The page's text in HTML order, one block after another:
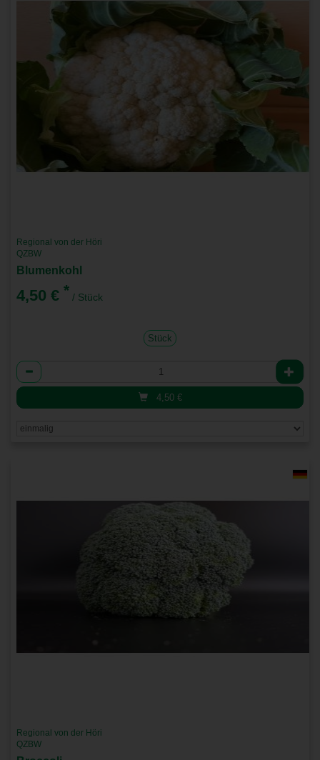
Regional von der Höri
QZBW
Blumenkohl
4,50 € * / Stück
Stück
Anzahl
4,50 €
Regional von der Höri
QZBW